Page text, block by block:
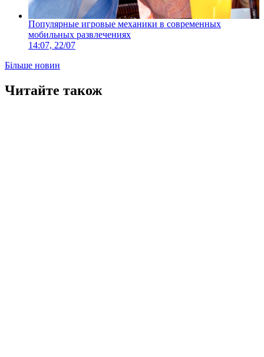
Популярные игровые механики в современных
мобильных развлечениях
14:07, 22/07
Більше новин
Читайте також